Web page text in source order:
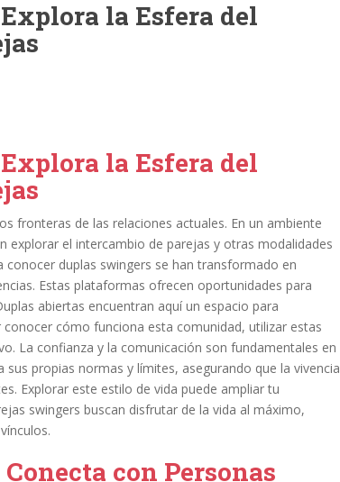
la Esfera del
la Esfera del
fronteras de las relaciones actuales. En un ambiente
explorar el intercambio de parejas y otras modalidades
duplas swingers se han transformado en
Estas plataformas ofrecen oportunidades para
abiertas encuentran aquí un espacio para
cómo funciona esta comunidad, utilizar estas
La confianza y la comunicación son fundamentales en
propias normas y límites, asegurando que la vivencia
Explorar este estilo de vida puede ampliar tu
swingers buscan disfrutar de la vida al máximo,
con Personas